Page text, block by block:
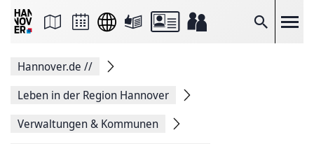
Suche
Seite
Facebook
teilen
Seitenlink
Hannover.de //
Leben in der Region Hannover
Verwaltungen & Kommunen